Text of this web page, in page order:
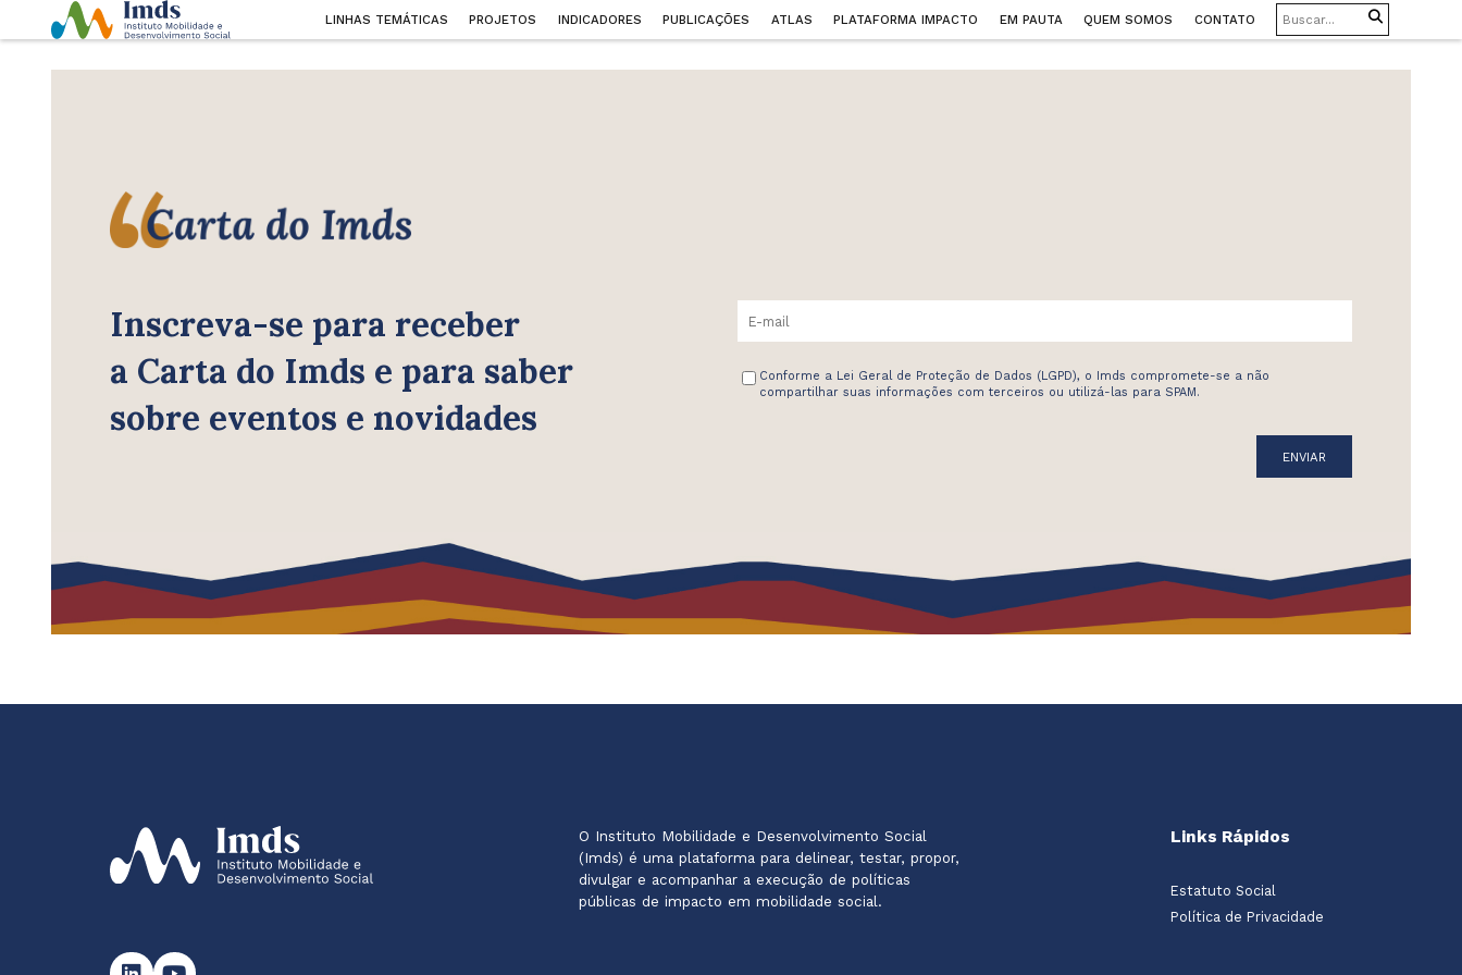
LINHAS TEMÁTICAS PROJETOS INDICADORES PUBLICAÇÕES ATLAS PLATAFORMA IMPACTO EM PAUTA QUEM SOMOS CONTATO
Inscreva-se para receber
a Carta do Imds e para saber
sobre eventos e novidades
Conforme a Lei Geral de Proteção de Dados (LGPD), o Imds compromete-se a não
compartilhar suas informações com terceiros ou utilizá-las para SPAM.
O Instituto Mobilidade e Desenvolvimento Social
(Imds) é uma plataforma para delinear, testar, propor,
divulgar e acompanhar a execução de políticas
públicas de impacto em mobilidade social.
Links Rápidos
Estatuto Social
Política de Privacidade